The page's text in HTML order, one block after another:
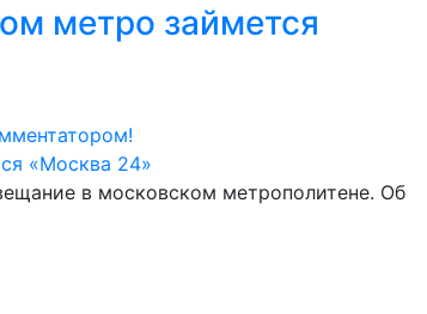
метро займется
в московском метрополитене. Об